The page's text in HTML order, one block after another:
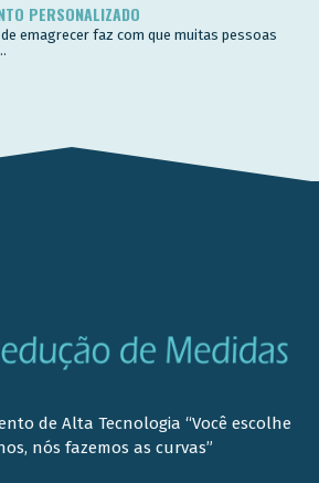
PERSONALIZADO
emagrecer faz com que muitas pessoas
de Alta Tecnologia “Você escolhe
nós fazemos as curvas”